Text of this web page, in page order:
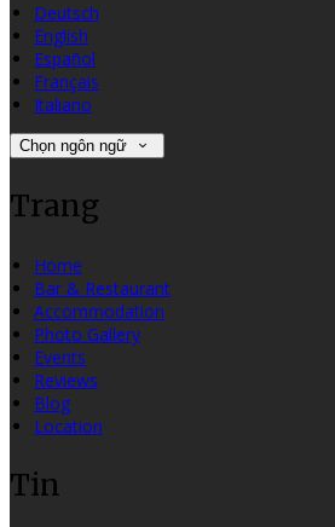
Deutsch
English
Español
Français
Italiano
Chọn ngôn ngữ
Trang
Home
Bar & Restaurant
Accommodation
Photo Gallery
Events
Reviews
Blog
Location
Tin